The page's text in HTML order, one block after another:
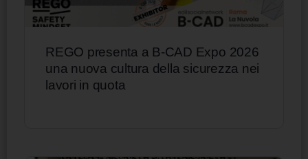
REGO presenta a B-CAD Expo 2026
una nuova cultura della sicurezza nei
lavori in quota